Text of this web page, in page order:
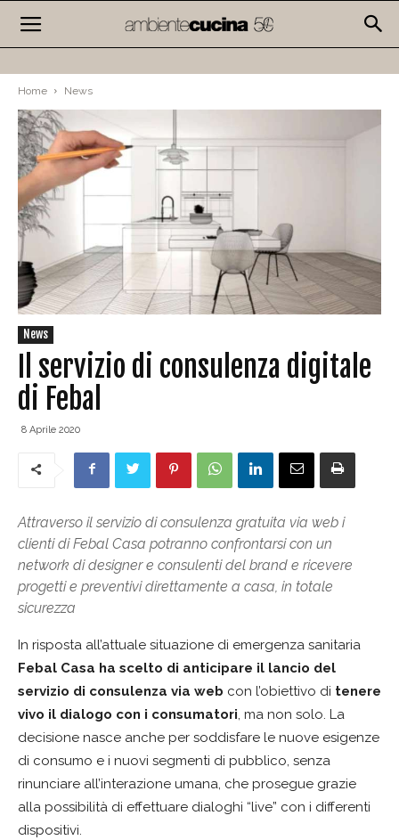
Home News
News
Il servizio di consulenza digitale
di Febal
8 Aprile 2020
Attraverso il servizio di consulenza gratuita via web i
clienti di Febal Casa potranno confrontarsi con un
network di designer e consulenti del brand e ricevere
progetti e preventivi direttamente a casa, in totale
sicurezza
In risposta all’attuale situazione di emergenza sanitaria
Febal Casa ha scelto di anticipare il lancio del
servizio di consulenza via web con l’obiettivo di tenere
vivo il dialogo con i consumatori, ma non solo. La
decisione nasce anche per soddisfare le nuove esigenze
di consumo e i nuovi segmenti di pubblico, senza
rinunciare all’interazione umana, che prosegue grazie
alla possibilità di effettuare dialoghi “live” con i differenti
dispositivi.